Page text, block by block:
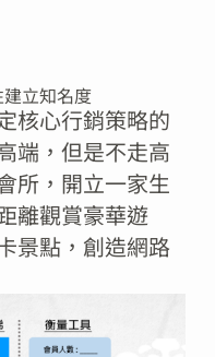
立知名度
核心行銷策略的
端，但是不走高
所，開立一家生
離觀賞豪華遊
景點，創造網路